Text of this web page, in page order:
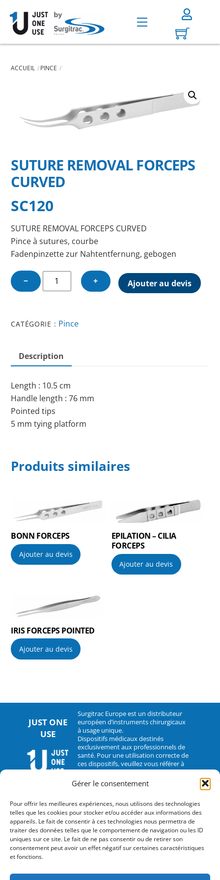
Gérer le consentement
Pour offrir les meilleures expériences, nous utilisons des technologies
telles que les cookies pour stocker et/ou accéder aux informations des
appareils. Le fait de consentir à ces technologies nous permettra de
traiter des données telles que le comportement de navigation ou les ID
uniques sur ce site. Le fait de ne pas consentir ou de retirer son
consentement peut avoir un effet négatif sur certaines caractéristiques
et fonctions.
content
Menu
ACCUEIL PINCE
SUTURE REMOVAL FORCEPS
CURVED
SC120
SUTURE REMOVAL FORCEPS CURVED
Pince à sutures, courbe
Fadenpinzette zur Nahtentfernung, gebogen
−
quantité
de
FORCEPS
+ Ajouter au devis
CATÉGORIE : Pince
Description
Length : 10.5 cm
Handle length : 76 mm
Pointed tips
5 mm tying platform
Produits similaires
BONN FORCEPS
Ajouter au devis
EPILATION – CILIA
FORCEPS
Ajouter au devis
IRIS FORCEPS POINTED
Ajouter au devis
JUST ONE
USE
Surgitrac Europe est un distributeur
européen d’instruments chirurgicaux
à usage unique.
Dispositifs médicaux destinés
exclusivement aux professionnels de
santé. Pour une utilisation correcte de
ces dispositifs, veuillez vous référer à
leur notice d’utilisation.
CONTACT
2 rue Hélène Boucher – 35235 Thorigné-Fouillard
Tel : 33 (0)2.30.07.01.07
Fax : 33 (0)2.30.07.01.08